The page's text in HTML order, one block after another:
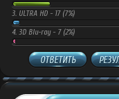
3. ULTRA HD - 17 (7%)
4. 3D Blu-ray - 7 (2%)
ОТВЕТИТЬ